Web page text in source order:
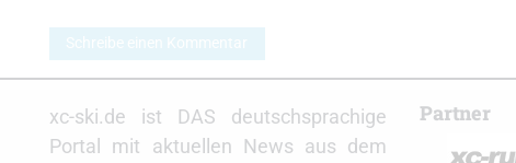
Schreibe einen Kommentar
xc-ski.de ist DAS deutschsprachige
Portal mit aktuellen News aus dem
Partner